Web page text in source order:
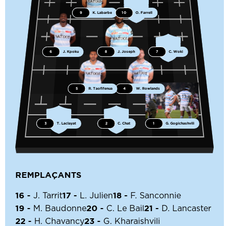
1 G. Gogichashvili
2 C. Chat
3 T. Laclayat
4 W. Rowlands
5 R. Taofifenua
6 J. Kpoku 7 C. Woki
8 J. Joseph
9 K. Labarbe 10 O. Farrell
REMPLAÇANTS
16 - J. Tarrit17 - L. Julien18 - F. Sanconnie
19 - M. Baudonne20 - C. Le Bail 21 - D. Lancaster
22 - H. Chavancy23 - G. Kharaishvili